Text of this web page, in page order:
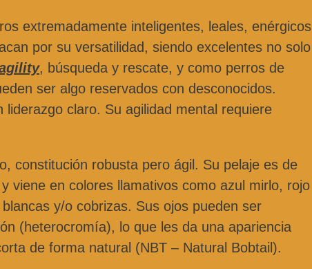
extremadamente inteligentes, leales, enérgicos
por su versatilidad, siendo excelentes no solo
, búsqueda y rescate, y como perros de
ser algo reservados con desconocidos.
claro. Su agilidad mental requiere
constitución robusta pero ágil. Su pelaje es de
viene en colores llamativos como azul mirlo, rojo
y/o cobrizas. Sus ojos pueden ser
(heterocromía), lo que les da una apariencia
de forma natural (NBT – Natural Bobtail).